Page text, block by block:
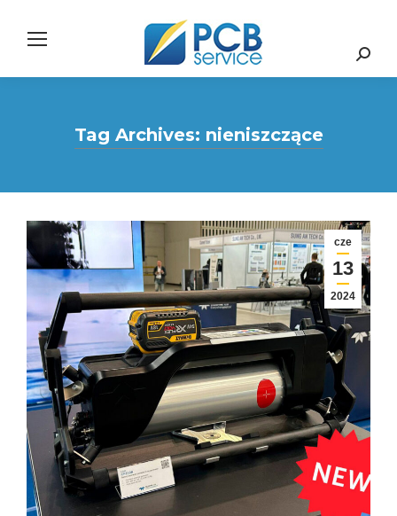
Search:
Tag Archives: nieniszczące
cze
13
2024